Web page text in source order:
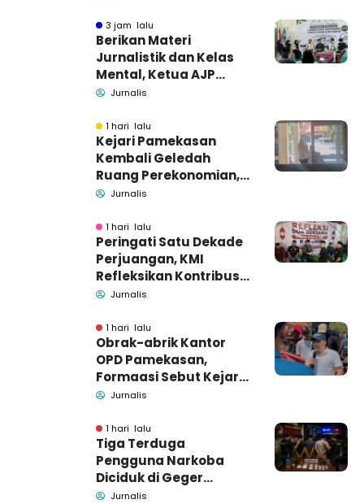
3 jam lalu
Berikan Materi
Jurnalistik dan Kelas
Mental, Ketua AJP
Bakar Semangat LPM
Jurnalis
1 hari lalu
Kejari Pamekasan
Kembali Geledah
Ruang Perekonomian,
Pidsus: Tunggu Saja!
Jurnalis
1 hari lalu
Peringati Satu Dekade
Perjuangan, KMI
Refleksikan Kontribusi
untuk Masyarakat
Jurnalis
1 hari lalu
Obrak-abrik Kantor
OPD Pamekasan,
Formaasi Sebut Kejari
Pamekasan
Jurnalis
1 hari lalu
Tiga Terduga
Pengguna Narkoba
Diciduk di Geger
Bangkalan, Polisi Masih
Jurnalis